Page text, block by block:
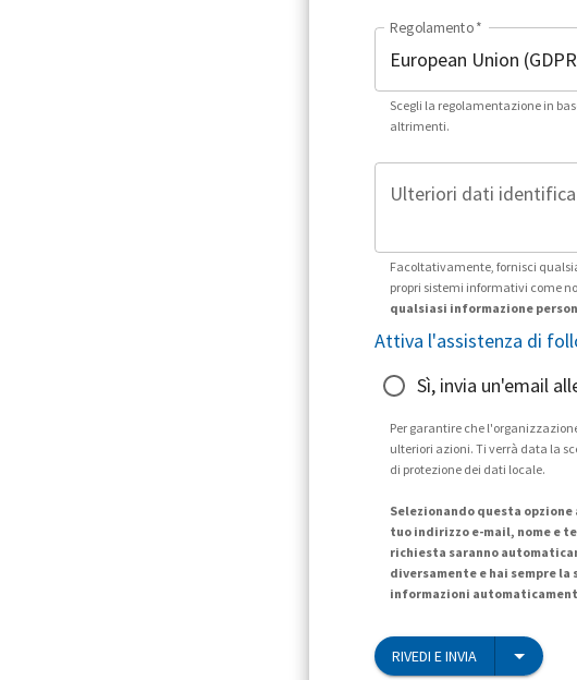
Regolamento*
Scegli la regolamentazione in
altrimenti.
Ulteriori dati
Facoltativamente, fornisci
propri sistemi informativi come
qualsiasi informazione
Attiva l'assistenza di
Sì, invia un'email
Per garantire che
ulteriori azioni. Ti verrà data la
di protezione dei dati locale.
Selezionando questa
tuo indirizzo e-mail, nome e
richiesta saranno
diversamente e hai sempre
informazioni
RIVEDI E INVIA